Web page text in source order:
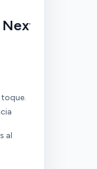
al